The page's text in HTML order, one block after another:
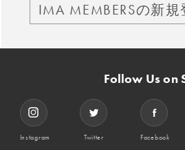
IMA MEMBERSの新
Follow Us on
Instagram Twitter Facebook